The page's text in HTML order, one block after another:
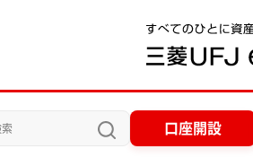
口座開設